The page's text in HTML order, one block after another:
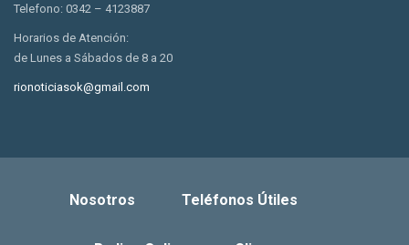
Telefono: 0342 – 4123887
Horarios de Atención:
de Lunes a Sábados de 8 a 20
rionoticiasok@gmail.com
Nosotros Teléfonos Útiles